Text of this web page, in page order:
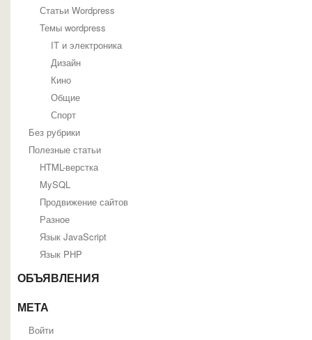
Статьи Wordpress
Темы wordpress
IT и электроника
Дизайн
Кино
Общие
Спорт
Без рубрики
Полезные статьи
HTML-верстка
MySQL
Продвижение сайтов
Разное
Язык JavaScript
Язык PHP
ОБЪЯВЛЕНИЯ
МЕТА
Войти